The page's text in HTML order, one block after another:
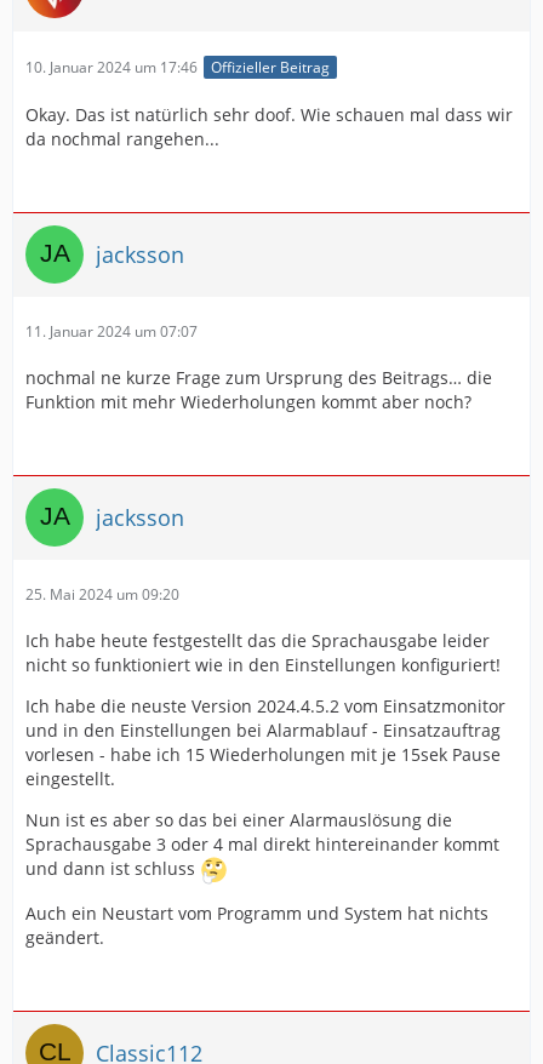
10. Januar 2024 um 17:46 Offizieller Beitrag
Okay. Das ist natürlich sehr doof. Wie schauen mal dass wir
da nochmal rangehen...
jacksson
11. Januar 2024 um 07:07
nochmal ne kurze Frage zum Ursprung des Beitrags… die
Funktion mit mehr Wiederholungen kommt aber noch?
jacksson
25. Mai 2024 um 09:20
Ich habe heute festgestellt das die Sprachausgabe leider
nicht so funktioniert wie in den Einstellungen konfiguriert!
Ich habe die neuste Version 2024.4.5.2 vom Einsatzmonitor
und in den Einstellungen bei Alarmablauf - Einsatzauftrag
vorlesen - habe ich 15 Wiederholungen mit je 15sek Pause
eingestellt.
Nun ist es aber so das bei einer Alarmauslösung die
Sprachausgabe 3 oder 4 mal direkt hintereinander kommt
und dann ist schluss
Auch ein Neustart vom Programm und System hat nichts
geändert.
Classic112